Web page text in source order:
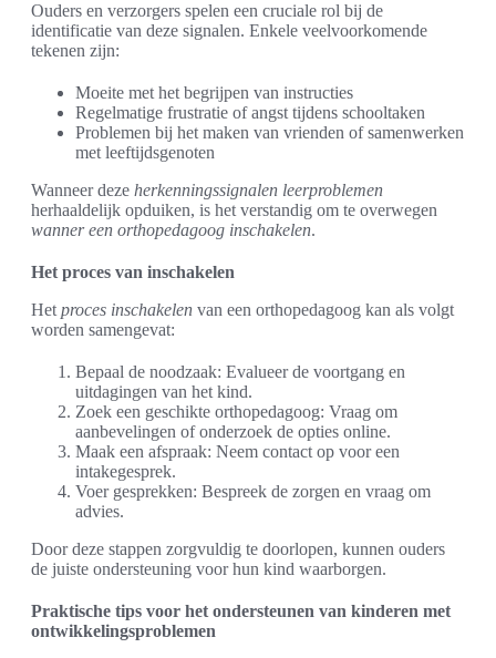
Ouders en verzorgers spelen een cruciale rol bij de
identificatie van deze signalen. Enkele veelvoorkomende
tekenen zijn:
Moeite met het begrijpen van instructies
Regelmatige frustratie of angst tijdens schooltaken
Problemen bij het maken van vrienden of samenwerken
met leeftijdsgenoten
Wanneer deze herkenningssignalen leerproblemen
herhaaldelijk opduiken, is het verstandig om te overwegen
wanner een orthopedagoog inschakelen.
Het proces van inschakelen
Het proces inschakelen van een orthopedagoog kan als volgt
worden samengevat:
Bepaal de noodzaak: Evalueer de voortgang en
uitdagingen van het kind.
Zoek een geschikte orthopedagoog: Vraag om
aanbevelingen of onderzoek de opties online.
Maak een afspraak: Neem contact op voor een
intakegesprek.
Voer gesprekken: Bespreek de zorgen en vraag om
advies.
Door deze stappen zorgvuldig te doorlopen, kunnen ouders
de juiste ondersteuning voor hun kind waarborgen.
Praktische tips voor het ondersteunen van kinderen met
ontwikkelingsproblemen